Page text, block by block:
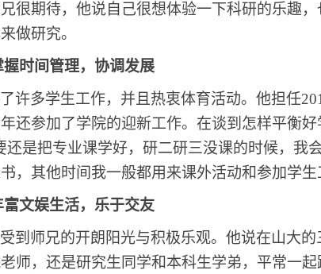
很期待，他说自己很想体验一下科研的乐趣，
做研究。
握时间管理，协调发展
许多学生工作，并且热衷体育活动。他担任
还参加了学院的迎新工作。在谈到怎样平衡
是把专业课学好，研二研三没课的时候，我
，其他时间我一般都用来课外活动和参加学生
富文娱生活，乐于交友
到师兄的开朗阳光与积极乐观。他说在山大的
师，还是研究生同学和本科生学弟，平常一起